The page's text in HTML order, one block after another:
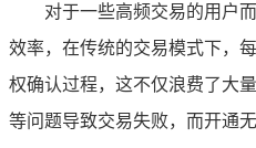
对于一些高频交易的用户
效率，在传统的交易模式下，
权确认过程，这不仅浪费了大
等问题导致交易失败，而开通